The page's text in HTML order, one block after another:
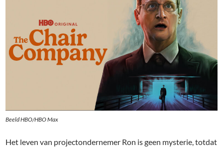
Beeld HBO/HBO Max
Het leven van projectondernemer Ron is geen mysterie, totdat